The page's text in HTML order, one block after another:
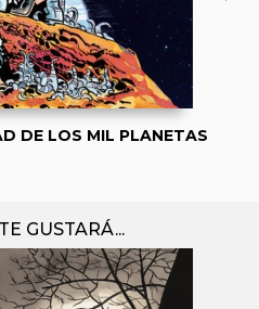
DE LOS MIL PLANETAS
GUSTARÁ...